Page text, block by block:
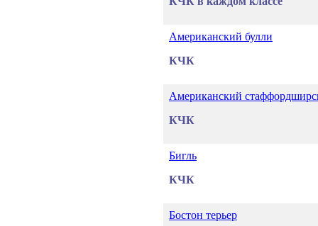
Американский булли
КЧК
Американский
КЧК
Бигль
КЧК
Бостон терьер